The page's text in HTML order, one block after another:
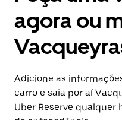
agora ou
Adicione as
carro e saia por aí
Uber Reserve qualquer